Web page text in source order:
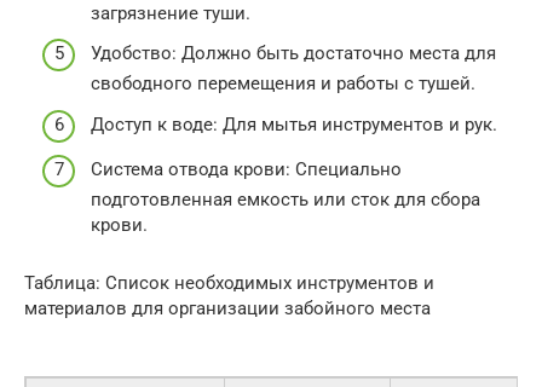
загрязнение туши.
Удобство: Должно быть достаточно места для
свободного перемещения и работы с тушей.
Доступ к воде: Для мытья инструментов и рук.
Система отвода крови: Специально
подготовленная емкость или сток для сбора
крови.
Таблица: Список необходимых инструментов и
материалов для организации забойного места